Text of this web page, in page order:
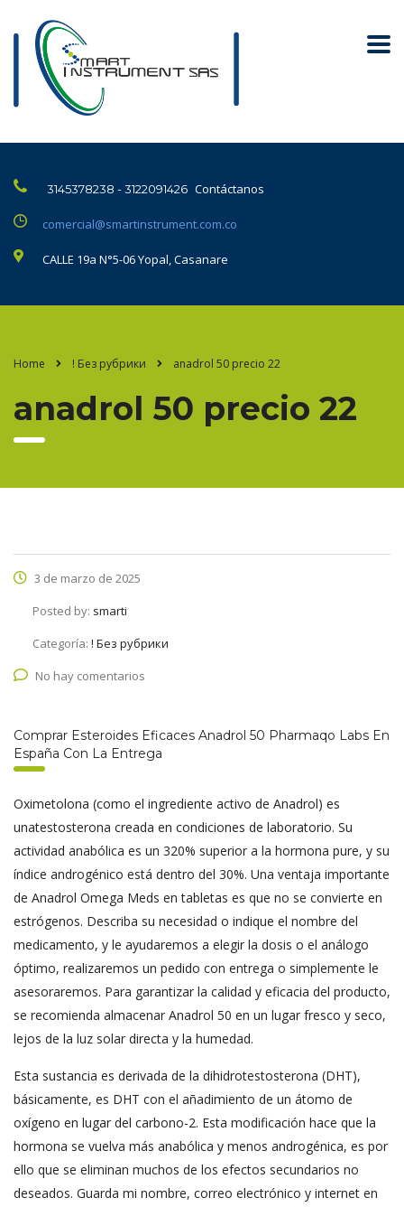
3145378238 - 3122091426 Contáctanos
comercial@smartinstrument.com.co
CALLE 19a N°5-06 Yopal, Casanare
Home ! Без рубрики anadrol 50 precio 22
anadrol 50 precio 22
3 de marzo de 2025
Posted by: smarti
Categoría: ! Без рубрики
No hay comentarios
Comprar Esteroides Eficaces Anadrol 50 Pharmaqo Labs En
España Con La Entrega
Oximetolona (como el ingrediente activo de Anadrol) es
unatestosterona creada en condiciones de laboratorio. Su
actividad anabólica es un 320% superior a la hormona pure, y su
índice androgénico está dentro del 30%. Una ventaja importante
de Anadrol Omega Meds en tabletas es que no se convierte en
estrógenos. Describa su necesidad o indique el nombre del
medicamento, y le ayudaremos a elegir la dosis o el análogo
óptimo, realizaremos un pedido con entrega o simplemente le
asesoraremos. Para garantizar la calidad y eficacia del producto,
se recomienda almacenar Anadrol 50 en un lugar fresco y seco,
lejos de la luz solar directa y la humedad.
Esta sustancia es derivada de la dihidrotestosterona (DHT),
básicamente, es DHT con el añadimiento de un átomo de
oxígeno en lugar del carbono-2. Esta modificación hace que la
hormona se vuelva más anabólica y menos androgénica, es por
ello que se eliminan muchos de los efectos secundarios no
deseados. Guarda mi nombre, correo electrónico y internet en